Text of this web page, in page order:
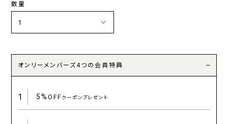
数量
オンリーメンバーズ4つの会員特典
1 5%OFFクーポンプレゼント